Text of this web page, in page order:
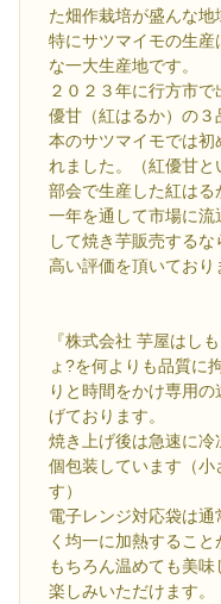
た畑作栽培が盛んな地
特にサツマイモの生
な一大生産地です。
２０２３年に行方市
優甘（紅はるか）の３
本のサツマイモでは初
れました。（紅優甘
部会で生産した紅はる
一年を通して市場に流
して焼き芋販売する
高い評価を頂いており
『株式会社 芋屋はし
ょ?を何よりも品質に
りと時間をかけ専用
げております。
焼き上げ後は急速に冷
個包装しています（小
す）
電子レンジ対応袋は
く均一に加熱すること
もちろん温めても美
楽しみいただけます。